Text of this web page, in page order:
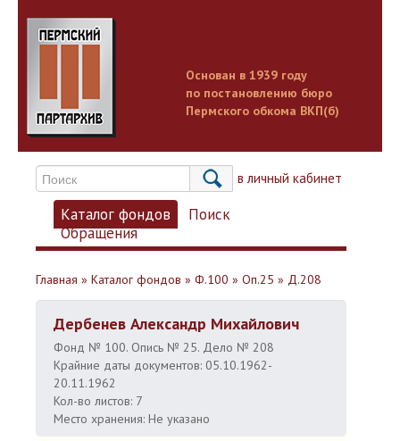
Основан в 1939 году
по постановлению бюро
Пермского обкома ВКП(б)
Вход в личный кабинет
Каталог фондов
Поиск
Обращения
Главная » Каталог фондов » Ф.100 » Оп.25 » Д.208
Дербенев Александр Михайлович
Фонд № 100. Опись № 25. Дело № 208
Крайние даты документов: 05.10.1962-
20.11.1962
Кол-во листов: 7
Место хранения: Не указано